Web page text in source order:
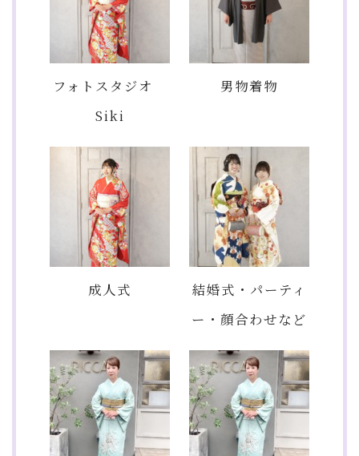
フォトスタジオ
Siki
男物着物
成人式
結婚式・パーティ
ー・顔合わせなど